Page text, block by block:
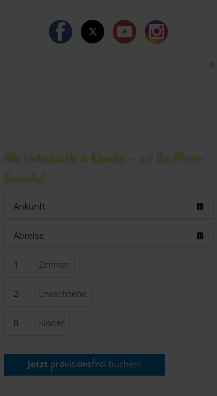
Piste willst. Mit dem Nassfeld hast du zudem ein
großes Skigebiet in der Nähe.
Alle Unterkünfte in Kärnten - mit BestPreis-
Garantie!
Zimmer
Erwachsene
Kinder
jetzt provisionsfrei buchen!